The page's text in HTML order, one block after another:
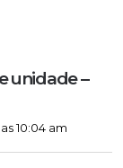
unidade –
10:04 am